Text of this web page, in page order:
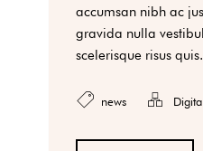
accumsan nibh ac
gravida nulla
scelerisque risus
news Digital